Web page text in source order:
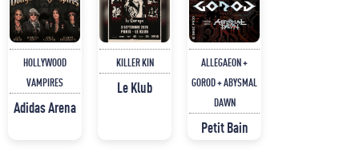
HOLLYWOOD
VAMPIRES
Adidas Arena
KILLER KIN
Le Klub
ALLEGAEON +
GOROD + ABYSMAL
DAWN
Petit Bain